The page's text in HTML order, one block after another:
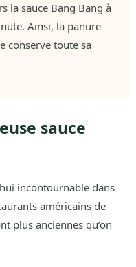
la sauce Bang Bang à
Ainsi, la panure
conserve toute sa
sauce
incontournable dans
américains de
plus anciennes qu’on